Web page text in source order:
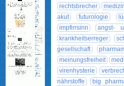
rechtsbrecher
akut
futurologie
impfirrsinn
angst-
krankheitserreger
gesellschaft
meinungsfreiheit
virenhysterie
nährstoffe
big